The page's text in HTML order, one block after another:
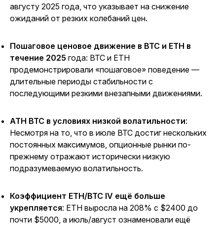
августу 2025 года, что указывает на снижение
ожиданий от резких колебаний цен.
Пошаговое ценовое движение в BTC и ETH в
течение 2025 года: BTC и ETH
продемонстрировали «пошаговое» поведение —
длительные периоды стабильности с
последующими резкими внезапными движениями.
ATH BTC в условиях низкой волатильности:
Несмотря на то, что в июле BTC достиг нескольких
постоянных максимумов, опционные рынки по-
прежнему отражают исторически низкую
подразумеваемую волатильность.
Коэффициент ETH/BTC IV ещё больше
укрепляется: ETH выросла на 208% с $2400 до
почти $5000, а июль/август ознаменовали ещё